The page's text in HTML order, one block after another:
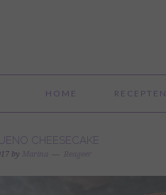
HOME RECEPTEN
CHEESECAKE
by Marina Reageer